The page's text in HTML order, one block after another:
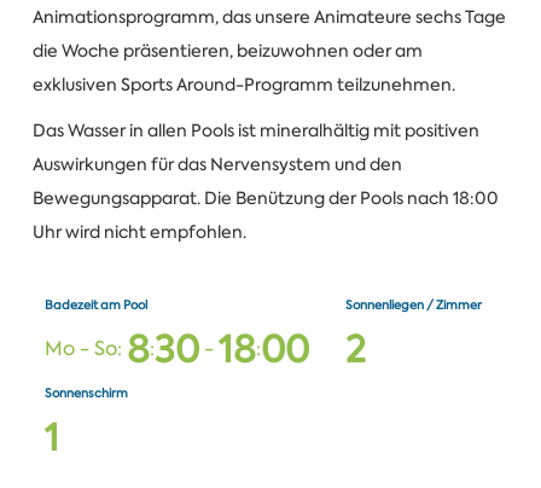
Animationsprogramm, das unsere Animateure sechs Tage
die Woche präsentieren, beizuwohnen oder am
exklusiven Sports Around-Programm teilzunehmen.
Das Wasser in allen Pools ist mineralhältig mit positiven
Auswirkungen für das Nervensystem und den
Bewegungsapparat. Die Benützung der Pools nach 18:00
Uhr wird nicht empfohlen.
Badezeit am Pool
Mo - So: 8:30-18:00
Sonnenliegen / Zimmer
2
Sonnenschirm
1